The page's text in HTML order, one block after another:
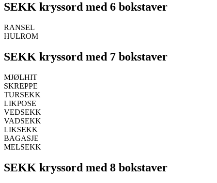
SEKK kryssord med 6 bokstaver
RANSEL
HULROM
SEKK kryssord med 7 bokstaver
MJØLHIT
SKREPPE
TURSEKK
LIKPOSE
VEDSEKK
VADSEKK
LIKSEKK
BAGASJE
MELSEKK
SEKK kryssord med 8 bokstaver